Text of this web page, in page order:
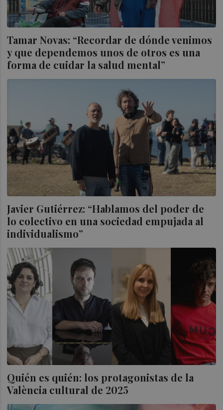
Tamar Novas: “Recordar de dónde venimos
y que dependemos unos de otros es una
forma de cuidar la salud mental”
Javier Gutiérrez: “Hablamos del poder de
lo colectivo en una sociedad empujada al
individualismo”
Quién es quién: los protagonistas de la
València cultural de 2025